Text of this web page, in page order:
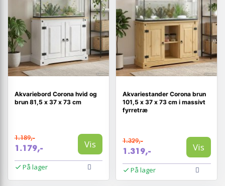
Akvariebord Corona hvid og
brun 81,5 x 37 x 73 cm
1.189,-
1.179,- Vis
På lager
Akvariestander Corona brun
101,5 x 37 x 73 cm i massivt
fyrretræ
1.329,-
1.319,- Vis
På lager